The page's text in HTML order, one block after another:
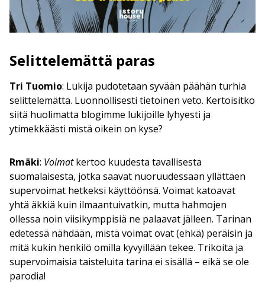
Selittelemättä paras
Tri Tuomio: Lukija pudotetaan syvään päähän turhia
selittelemättä. Luonnollisesti tietoinen veto. Kertoisitko
siitä huolimatta blogimme lukijoille lyhyesti ja
ytimekkäästi mistä oikein on kyse?
Rmäki: Voimatkertoo kuudesta tavallisesta
suomalaisesta, jotka saavat nuoruudessaan yllättäen
supervoimat hetkeksi käyttöönsä. Voimat katoavat
yhtä äkkiä kuin ilmaantuivatkin, mutta hahmojen
ollessa noin viisikymppisiä ne palaavat jälleen. Tarinan
edetessä nähdään, mistä voimat ovat (ehkä) peräisin ja
mitä kukin henkilö omilla kyvyillään tekee. Trikoita ja
supervoimaisia taisteluita tarina ei sisällä – eikä se ole
parodia!